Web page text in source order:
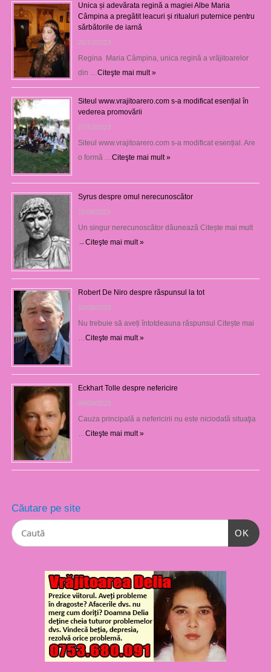
Unica și adevărata regină a magiei Albe Maria
Câmpina a pregătit leacuri și ritualuri puternice pentru
sărbătorile de iarnă
26/12/2023
Regina Maria Câmpina, unica regină a vrăjitoarelor
din … Citeşte mai mult »
Siteul www.vrajitoarero.com s-a modificat esențial în
vederea promovării
07/12/2023
Siteul www.vrajitoarero.com s-a modificat esențial. Are
o formă … Citeşte mai mult »
Syrus despre omul nerecunoscător
11/09/2023
Un singur nerecunoscător dăunează Citește mai mult
→Citeşte mai mult »
Robert De Niro despre răspunsul la tot
10/09/2023
Nu trebuie să aveți întotdeauna răspunsul Citește mai
Citeşte mai mult »
Eckhart Tolle despre nefericire
09/09/2023
Cauza principală a nefericirii nu este niciodată situaţia
Citeşte mai mult »
Căutare pe site
OK